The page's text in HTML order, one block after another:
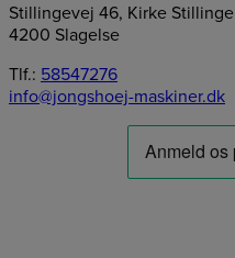
Stillingevej 46, Kirke Stillinge
4200 Slagelse
Tlf.: 58547276
info@jongshoej-maskiner.dk